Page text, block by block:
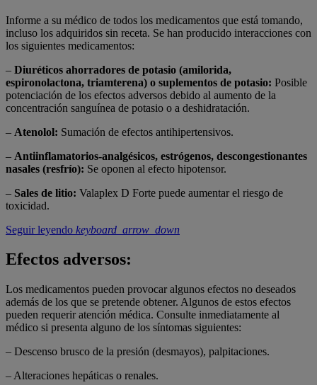
Informe a su médico de todos los medicamentos que está tomando,
incluso los adquiridos sin receta. Se han producido interacciones con
los siguientes medicamentos:
– Diuréticos ahorradores de potasio (amilorida,
espironolactona, triamterena) o suplementos de potasio: Posible
potenciación de los efectos adversos debido al aumento de la
concentración sanguínea de potasio o a deshidratación.
– Atenolol: Sumación de efectos antihipertensivos.
– Antiinflamatorios-analgésicos, estrógenos, descongestionantes
nasales (resfrío): Se oponen al efecto hipotensor.
– Sales de litio: Valaplex D Forte puede aumentar el riesgo de
toxicidad.
Seguir leyendo keyboard_arrow_down
Efectos adversos:
Los medicamentos pueden provocar algunos efectos no deseados
además de los que se pretende obtener. Algunos de estos efectos
pueden requerir atención médica. Consulte inmediatamente al
médico si presenta alguno de los síntomas siguientes:
– Descenso brusco de la presión (desmayos), palpitaciones.
– Alteraciones hepáticas o renales.